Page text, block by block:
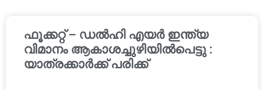
ഫൂക്കറ്റ് – ഡൽഹി എയര്‍ ഇന്ത്യ
വിമാനം ആകാശച്ചുഴിയില്‍പെട്ടു :
യാത്രക്കാര്‍ക്ക് പരിക്ക്